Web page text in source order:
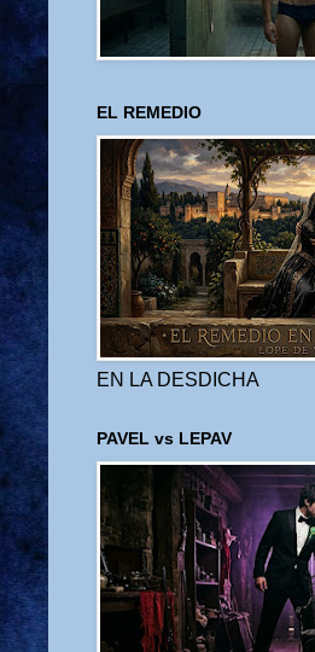
EL REMEDIO
EN LA DESDICHA
PAVEL vs LEPAV